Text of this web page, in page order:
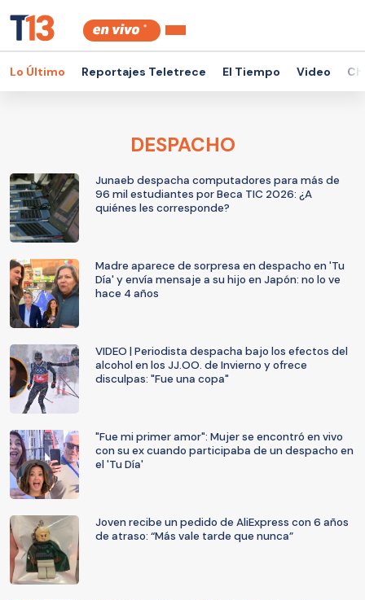
Lo Último Reportajes Teletrece El Tiempo Video
DESPACHO
Junaeb despacha computadores para más de
96 mil estudiantes por Beca TIC 2026: ¿A
quiénes les corresponde?
Madre aparece de sorpresa en despacho en 'Tu
Día' y envía mensaje a su hijo en Japón: no lo ve
hace 4 años
VIDEO | Periodista despacha bajo los efectos del
alcohol en los JJ.OO. de Invierno y ofrece
disculpas: "Fue una copa"
"Fue mi primer amor": Mujer se encontró en vivo
con su ex cuando participaba de un despacho en
el 'Tu Día'
Joven recibe un pedido de AliExpress con 6 años
de atraso: “Más vale tarde que nunca”